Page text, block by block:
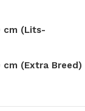
cm (Lits-
(Extra Breed)